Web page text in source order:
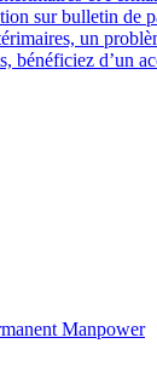
sur bulletin de
un
bénéficiez d’un
Manpower